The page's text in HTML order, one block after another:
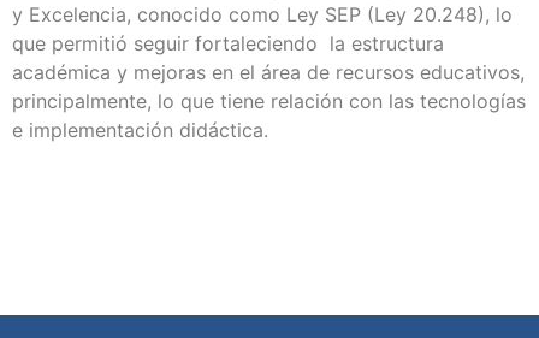
y Excelencia, conocido como Ley SEP (Ley 20.248), lo
que permitió seguir fortaleciendo la estructura
académica y mejoras en el área de recursos educativos,
principalmente, lo que tiene relación con las tecnologías
e implementación didáctica.